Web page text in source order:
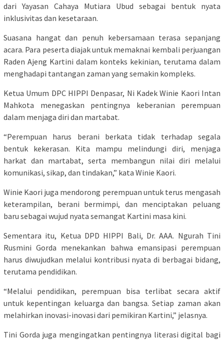
dari Yayasan Cahaya Mutiara Ubud sebagai bentuk nyata
inklusivitas dan kesetaraan.
Suasana hangat dan penuh kebersamaan terasa sepanjang
acara. Para peserta diajak untuk memaknai kembali perjuangan
Raden Ajeng Kartini dalam konteks kekinian, terutama dalam
menghadapi tantangan zaman yang semakin kompleks.
Ketua Umum DPC HIPPI Denpasar, Ni Kadek Winie Kaori Intan
Mahkota menegaskan pentingnya keberanian perempuan
dalam menjaga diri dan martabat.
“Perempuan harus berani berkata tidak terhadap segala
bentuk kekerasan. Kita mampu melindungi diri, menjaga
harkat dan martabat, serta membangun nilai diri melalui
komunikasi, sikap, dan tindakan,” kata Winie Kaori.
Winie Kaori juga mendorong perempuan untuk terus mengasah
keterampilan, berani bermimpi, dan menciptakan peluang
baru sebagai wujud nyata semangat Kartini masa kini.
Sementara itu, Ketua DPD HIPPI Bali, Dr. AAA. Ngurah Tini
Rusmini Gorda menekankan bahwa emansipasi perempuan
harus diwujudkan melalui kontribusi nyata di berbagai bidang,
terutama pendidikan.
“Melalui pendidikan, perempuan bisa terlibat secara aktif
untuk kepentingan keluarga dan bangsa. Setiap zaman akan
melahirkan inovasi-inovasi dari pemikiran Kartini,” jelasnya.
Tini Gorda juga mengingatkan pentingnya literasi digital bagi